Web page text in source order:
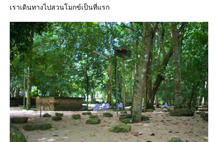
เราเดินทางไปสวนโมกข์เป็นที่แรก